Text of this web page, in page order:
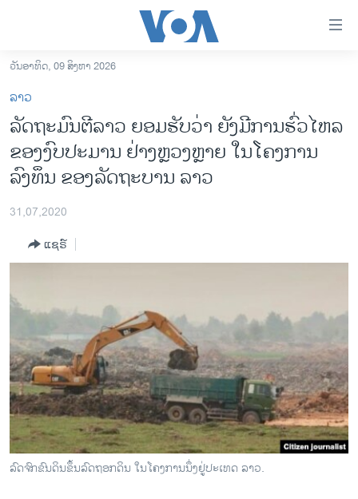
ເຂົ້າ
ຫາ
ຂ້າມ
ຂ້າມ
ຂ້າມ
ໄປ
ຫາ
ຊອກ
ລາວ
ອາເມຣິກາ
ການເລືອກຕັ້ງ ປະທານາທີບໍດີ ສະຫະລັດ 2024
ຊີວິດຊາວລາວ
ຊຸມຊົນຊາວລາວ
ວິທະຍາສາດ-ເທັກໂນໂລຈີ
ທຸລະກິດ
ພາສາອັງກິດ
ວີດີໂອ
ວັນອາທິດ, 09 ສິງຫາ 2026
ລາວ
ລັດຖະມົນຕີລາວ ຍອມຮັບວ່າ ຍັງມີການຮົ່ວໄຫລ
ຂອງງົບປະມານ ຢ່າງຫຼວງຫຼາຍ ໃນໂຄງການ
ລົງທຶນ ຂອງລັດຖະບານ ລາວ
31,07,2020
ແຊຣ໌
ລົດຈົກຂົນດິນຂຶ້ນລົດຖອກດິນ ໃນໂຄງການນຶ່ງຢູ່ປະເທດ ລາວ.